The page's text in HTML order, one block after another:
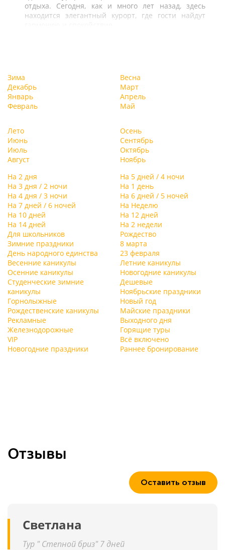
отдыха. Сегодня, как и много лет назад, здесь
находится элегантный курорт, где гости найдут
Зима
Декабрь
Январь
Февраль
Весна
Март
Апрель
Май
Лето
Июнь
Июль
Август
Осень
Сентябрь
Октябрь
Ноябрь
На 2 дня
На 5 дней / 4 ночи
На 3 дня / 2 ночи
На 1 день
На 4 дня / 3 ночи
На 6 дней / 5 ночей
На 7 дней / 6 ночей
На Неделю
На 10 дней
На 12 дней
На 14 дней
На 2 недели
Для школьников
Рождество
Зимние праздники
8 марта
День народного единства
23 февраля
Весенние каникулы
Летние каникулы
Осенние каникулы
Новогодние каникулы
Студенческие зимние
каникулы
Дешевые
Ноябрьские праздники
Горнолыжные
Новый год
Рождественские каникулы
Майские праздники
Рекламные
Выходного дня
Железнодорожные
Горящие туры
VIP
Всё включено
Новогодние праздники
Раннее бронирование
Отзывы
Оставить отзыв
Светлана
Тур " Степной бриз" 7 дней